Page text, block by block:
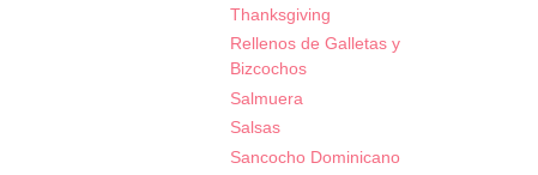
Thanksgiving
Rellenos de Galletas y
Bizcochos
Salmuera
Salsas
Sancocho Dominicano